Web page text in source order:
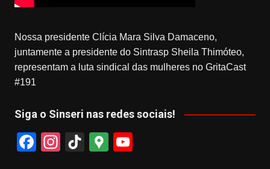
Nossa presidente Clícia Mara Silva Damaceno,
juntamente a presidente do Sintrasp Sheila Thimóteo,
representam a luta sindical das mulheres no GritaCast
#191
Siga o Sinseri nas redes sociais!
F
In
Ti
G